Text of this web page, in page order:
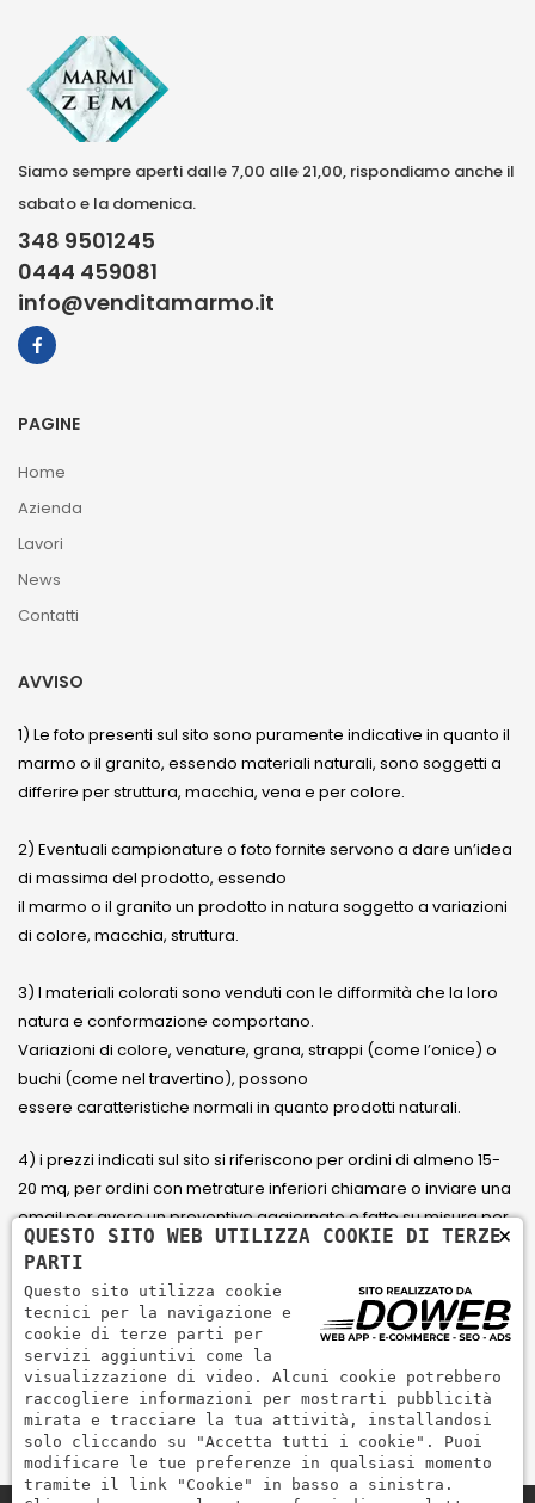
Siamo sempre aperti dalle 7,00 alle 21,00, rispondiamo anche il
sabato e la domenica.
348 9501245
0444 459081
info@venditamarmo.it
PAGINE
Home
Azienda
Lavori
News
Contatti
AVVISO
1) Le foto presenti sul sito sono puramente indicative in quanto il
marmo o il granito, essendo materiali naturali, sono soggetti a
differire per struttura, macchia, vena e per colore.
2) Eventuali campionature o foto fornite servono a dare un’idea
di massima del prodotto, essendo
il marmo o il granito un prodotto in natura soggetto a variazioni
di colore, macchia, struttura.
3) I materiali colorati sono venduti con le difformità che la loro
natura e conformazione comportano.
Variazioni di colore, venature, grana, strappi (come l’onice) o
buchi (come nel travertino), possono
essere caratteristiche normali in quanto prodotti naturali.
4) i prezzi indicati sul sito si riferiscono per ordini di almeno 15-
20 mq, per ordini con metrature inferiori chiamare o inviare una
email per avere un preventivo aggiornato e fatto su misura per
il cliente.
5) Paga con Carta di credito Visa, Visa Electron, Maestro,
Mastercard tramite il circuito PayPal. PayPal serve per pagare,
inviare denaro e accettare pagamenti in modo rapido,
semplice e sicuro.
×
QUESTO SITO WEB UTILIZZA COOKIE DI TERZE
PARTI
Questo sito utilizza cookie
tecnici per la navigazione e
cookie di terze parti per
servizi aggiuntivi come la
visualizzazione di video. Alcuni cookie potrebbero
raccogliere informazioni per mostrarti pubblicità
mirata e tracciare la tua attività, installandosi
solo cliccando su "Accetta tutti i cookie". Puoi
modificare le tue preferenze in qualsiasi momento
tramite il link "Cookie" in basso a sinistra.